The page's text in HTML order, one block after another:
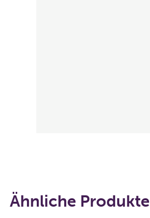
Ähnliche Produkte